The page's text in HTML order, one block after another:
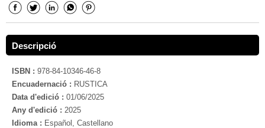
Descripció
ISBN : 978-84-10346-46-8
Encuadernació : RUSTICA
Data d'edició : 01/06/2025
Any d'edició : 2025
Idioma : Español, Castellano